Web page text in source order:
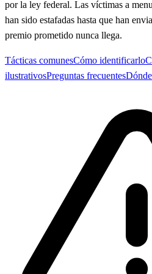
por la ley federal. Las víctimas a
han sido estafadas hasta que han
premio prometido nunca llega.
Tácticas comunesCómo identificarlo
ilustrativosPreguntas frecuentes